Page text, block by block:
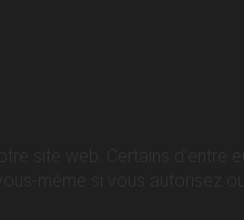
site web. Certains
même si vous autorisez